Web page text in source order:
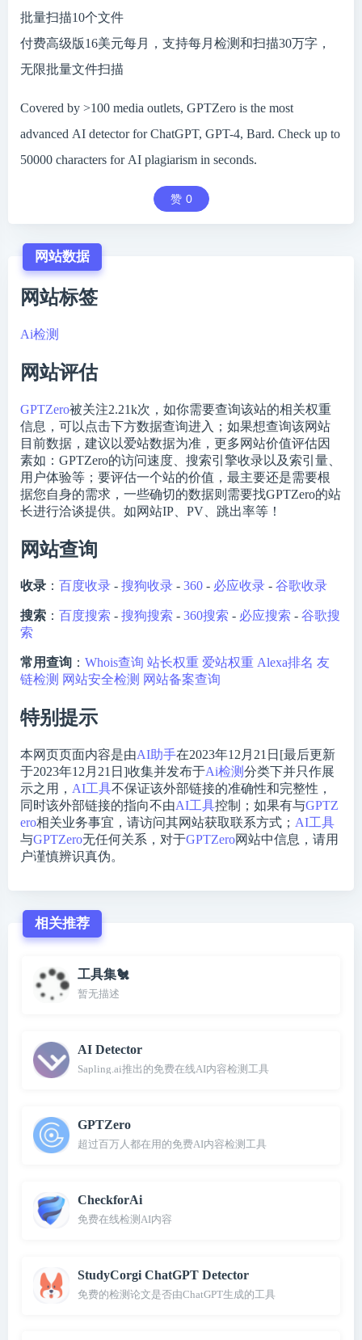
批量扫描10个文件
付费高级版16美元每月，支持每月检测和扫描30万字，
无限批量文件扫描
Covered by >100 media outlets, GPTZero is the most
advanced AI detector for ChatGPT, GPT-4, Bard. Check up to
50000 characters for AI plagiarism in seconds.
赞 0
网站数据
网站标签
Ai检测
网站评估
GPTZero被关注2.21k次，如你需要查询该站的相关权重
信息，可以点击下方数据查询进入；如果想查询该网站
目前数据，建议以爱站数据为准，更多网站价值评估因
素如：GPTZero的访问速度、搜索引擎收录以及索引量、
用户体验等；要评估一个站的价值，最主要还是需要根
据您自身的需求，一些确切的数据则需要找GPTZero的站
长进行洽谈提供。如网站IP、PV、跳出率等！
网站查询
收录 ： 百度收录 - 搜狗收录 - 360 - 必应收录 - 谷歌收录
搜索 ： 百度搜索 - 搜狗搜索 - 360搜索 - 必应搜索 - 谷歌搜
索
常用查询 ： Whois查询 站长权重 爱站权重 Alexa排名 友
链检测 网站安全检测 网站备案查询
特别提示
本网页页面内容是由AI助手在2023年12月21日[最后更新
于2023年12月21日]收集并发布于Ai检测分类下并只作展
示之用， AI工具不保证该外部链接的准确性和完整性，
同时该外部链接的指向不由AI工具控制；如果有与GPTZ
ero相关业务事宜，请访问其网站获取联系方式； AI工具
与GPTZero无任何关系，对于GPTZero网站中信息，请用
户谨慎辨识真伪。
相关推荐
工具集🐔
暂无描述
AI Detector
Sapling.ai推出的免费在线AI内容检测工具
GPTZero
超过百万人都在用的免费AI内容检测工具
CheckforAi
免费在线检测AI内容
StudyCorgi ChatGPT Detector
免费的检测论文是否由ChatGPT生成的工具